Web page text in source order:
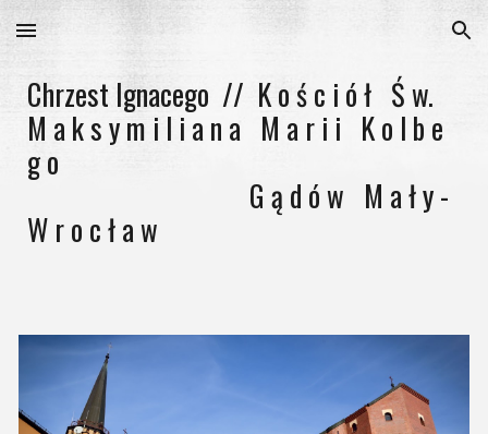
Skip to main content Skip to navigation
Chrzest Ignacego // K o ś c i ó ł Ś w.
M a k s y m i l i a n a M a r i i K o l b e
g o
G ą d ó w M a ł y -
W r o c ł a w